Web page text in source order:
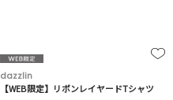
dazzlin
【WEB限定】リボンレイヤードTシャツ